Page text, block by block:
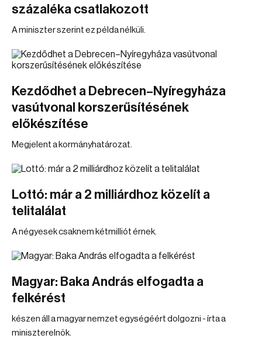
százaléka csatlakozott
A miniszter szerint ez példa nélküli.
Kezdődhet a Debrecen–Nyíregyháza
vasútvonal korszerűsítésének
előkészítése
Megjelent a kormányhatározat.
Lottó: már a 2 milliárdhoz közelít a
telitalálat
A négyesek csaknem kétmilliót érnek.
Magyar: Baka András elfogadta a
felkérést
készen áll a magyar nemzet egységéért dolgozni - írta a
miniszterelnök.